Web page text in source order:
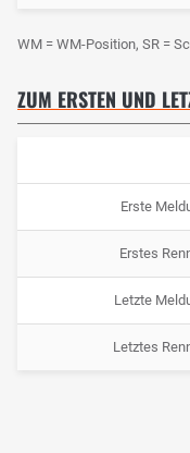
WM = WM-Position, SR =
ZUM ERSTEN UND
Erste
Erstes
Letzte
Letztes